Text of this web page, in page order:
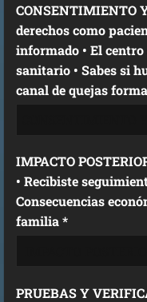
CONSENTIMIENTO
derechos como
informado • El
sanitario • Sabes si
canal de quejas
IMPACTO
• Recibiste
Consecuencias
familia *
PRUEBAS Y VERIFICACIÓN: • Tienes